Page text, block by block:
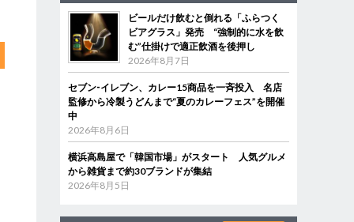
ビールだけ飲むと倒れる「ふらつく
ビアグラス」発売 “強制的に水を飲
む”仕掛けで適正飲酒を後押し
2026年8月7日
セブン‐イレブン、カレー15商品を一斉投入 名店
監修から冷製うどんまで“夏のカレーフェス”を開催
中
2026年8月6日
横浜高島屋で「韓国市場」がスタート 人気グルメ
から雑貨まで約30ブランドが集結
2026年8月5日